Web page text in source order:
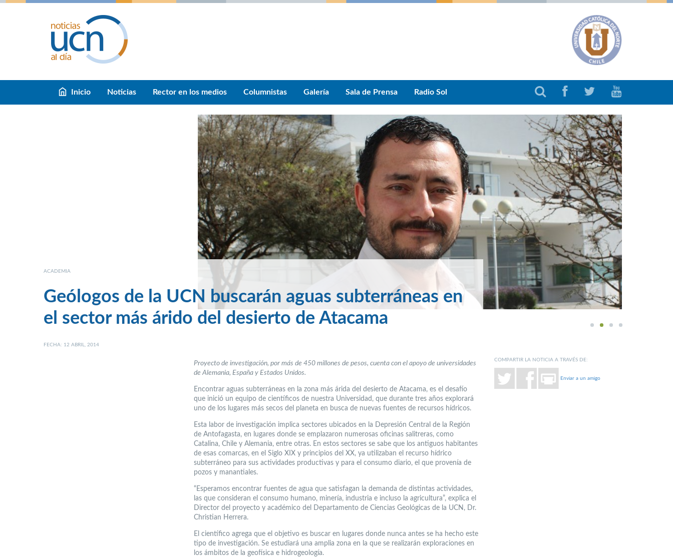
Inicio Noticias Rector en los medios Columnistas Galería Sala de Prensa Radio Sol
1 2 3 4
ACADEMIA
Geólogos de la UCN buscarán aguas subterráneas en
el sector más árido del desierto de Atacama
FECHA: 12 ABRIL, 2014
Proyecto de investigación, por más de 450 millones de pesos, cuenta con el apoyo de universidades
de Alemania, España y Estados Unidos.
Encontrar aguas subterráneas en la zona más árida del desierto de Atacama, es el desafío
que inició un equipo de científicos de nuestra Universidad, que durante tres años explorará
uno de los lugares más secos del planeta en busca de nuevas fuentes de recursos hídricos.
Esta labor de investigación implica sectores ubicados en la Depresión Central de la Región
de Antofagasta, en lugares donde se emplazaron numerosas oficinas salitreras, como
Catalina, Chile y Alemania, entre otras. En estos sectores se sabe que los antiguos habitantes
de esas comarcas, en el Siglo XIX y principios del XX, ya utilizaban el recurso hídrico
subterráneo para sus actividades productivas y para el consumo diario, el que provenía de
pozos y manantiales.
“Esperamos encontrar fuentes de agua que satisfagan la demanda de distintas actividades,
las que consideran el consumo humano, minería, industria e incluso la agricultura”, explica el
Director del proyecto y académico del Departamento de Ciencias Geológicas de la UCN, Dr.
Christian Herrera.
El científico agrega que el objetivo es buscar en lugares donde nunca antes se ha hecho este
tipo de investigación. Se estudiará una amplia zona en la que se realizarán exploraciones en
los ámbitos de la geofísica e hidrogeología.
COMPARTIR LA NOTICIA A TRAVÉS DE:
Enviar a un amigo